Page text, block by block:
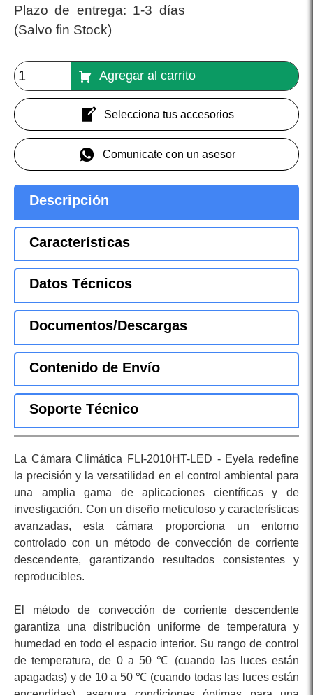
Plazo de entrega: 1-3 días
(Salvo fin Stock)
Agregar al carrito
Selecciona tus accesorios
Comunicate con un asesor
Descripción
Características
Datos Técnicos
Documentos/Descargas
Contenido de Envío
Soporte Técnico
La Cámara Climática FLI-2010HT-LED - Eyela redefine
la precisión y la versatilidad en el control ambiental para
una amplia gama de aplicaciones científicas y de
investigación. Con un diseño meticuloso y características
avanzadas, esta cámara proporciona un entorno
controlado con un método de convección de corriente
descendente, garantizando resultados consistentes y
reproducibles.
El método de convección de corriente descendente
garantiza una distribución uniforme de temperatura y
humedad en todo el espacio interior. Su rango de control
de temperatura, de 0 a 50 ℃ (cuando las luces están
apagadas) y de 10 a 50 ℃ (cuando todas las luces están